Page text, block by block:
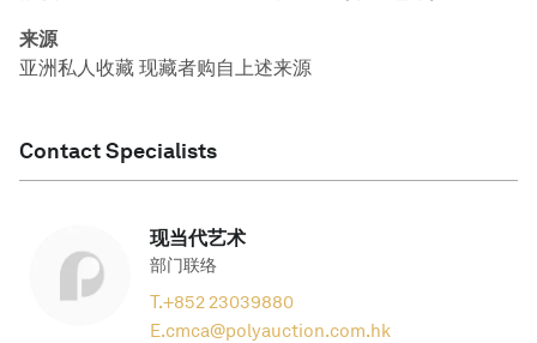
来源
亚洲私人收藏 现藏者购自上述来源
Contact Specialists
现当代艺术
部门联络
T.+852 23039880
E.cmca@polyauction.com.hk